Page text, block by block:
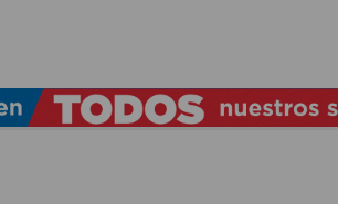
TÉRMINOS MÁS BUSCADOS
1
lamparas